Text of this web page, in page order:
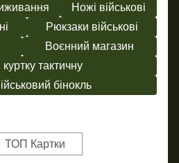
Ножі військові
Рюкзаки військові
Воєнний магазин
тактичну
бінокль
ТОП Картки